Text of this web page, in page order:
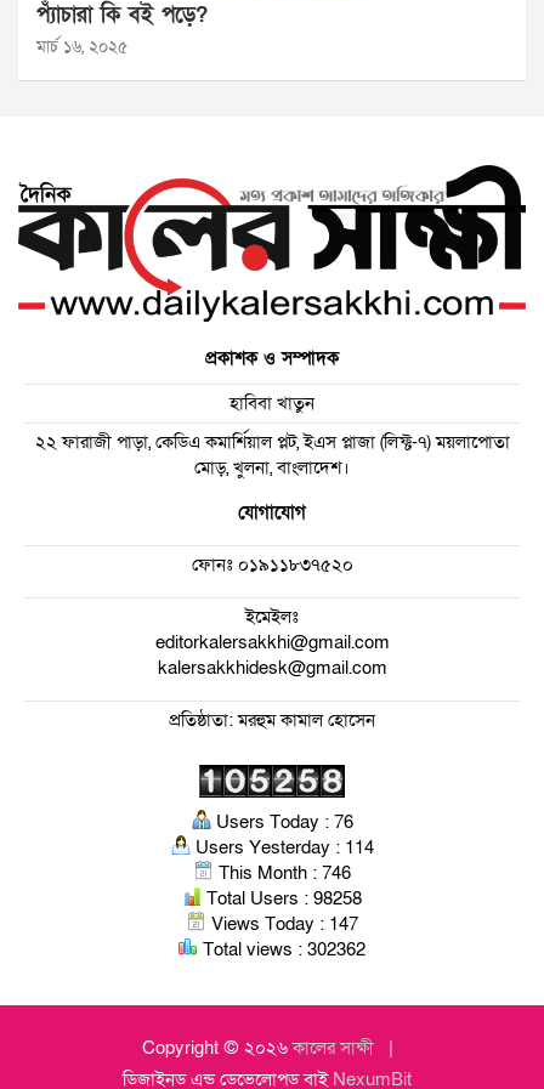
প্যাঁচারা কি বই পড়ে?
মার্চ ১৬, ২০২৫
প্রকাশক ও সম্পাদক
হাবিবা খাতুন
২২ ফারাজী পাড়া, কেডিএ কমার্শিয়াল প্লট, ইএস প্লাজা (লিফ্ট-৭) ময়লাপোতা
মোড়, খুলনা, বাংলাদেশ।
যোগাযোগ
ফোনঃ০১৯১১৮৩৭৫২০
ইমেইলঃ
editorkalersakkhi@gmail.com
kalersakkhidesk@gmail.com
প্রতিষ্ঠাতা: মরহুম কামাল হোসেন
Users Today : 76
Users Yesterday : 114
This Month : 746
Total Users : 98258
Views Today : 147
Total views : 302362
Copyright © ২০২৬কালের সাক্ষী
ডিজাইনড এন্ড ডেভেলোপড বাই NexumBit